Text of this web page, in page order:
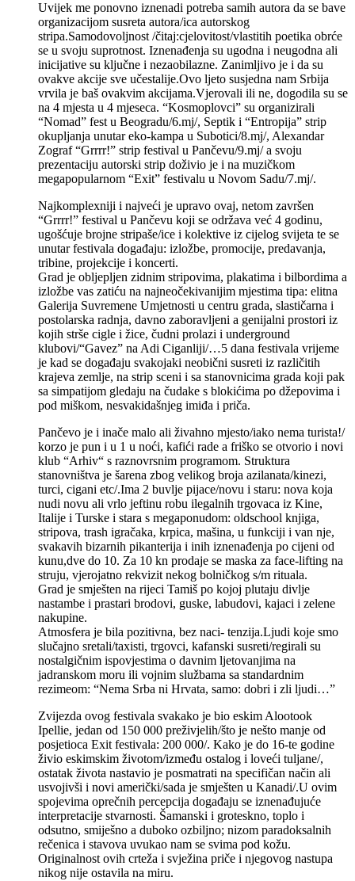
Uvijek me ponovno iznenadi potreba samih autora da se bave
organizacijom susreta autora/ica autorskog
stripa.Samodovoljnost /čitaj:cjelovitost/vlastitih poetika obrće
se u svoju suprotnost. Iznenađenja su ugodna i neugodna ali
inicijative su ključne i nezaobilazne. Zanimljivo je i da su
ovakve akcije sve učestalije.Ovo ljeto susjedna nam Srbija
vrvila je baš ovakvim akcijama.Vjerovali ili ne, dogodila su se
na 4 mjesta u 4 mjeseca. “Kosmoplovci” su organizirali
“Nomad” fest u Beogradu/6.mj/, Septik i “Entropija” strip
okupljanja unutar eko-kampa u Subotici/8.mj/, Alexandar
Zograf “Grrrr!” strip festival u Pančevu/9.mj/ a svoju
prezentaciju autorski strip doživio je i na muzičkom
megapopularnom “Exit” festivalu u Novom Sadu/7.mj/.
Najkomplexniji i najveći je upravo ovaj, netom završen
“Grrrr!” festival u Pančevu koji se održava već 4 godinu,
ugošćuje brojne stripaše/ice i kolektive iz cijelog svijeta te se
unutar festivala događaju: izložbe, promocije, predavanja,
tribine, projekcije i koncerti.
Grad je obljepljen zidnim stripovima, plakatima i bilbordima a
izložbe vas zatiću na najneočekivanijim mjestima tipa: elitna
Galerija Suvremene Umjetnosti u centru grada, slastičarna i
postolarska radnja, davno zaboravljeni a genijalni prostori iz
kojih strše cigle i žice, čudni prolazi i underground
klubovi/“Gavez” na Adi Ciganliji/…5 dana festivala vrijeme
je kad se događaju svakojaki neobični susreti iz različitih
krajeva zemlje, na strip sceni i sa stanovnicima grada koji pak
sa simpatijom gledaju na čudake s blokićima po džepovima i
pod miškom, nesvakidašnjeg imiđa i priča.
Pančevo je i inače malo ali živahno mjesto/iako nema turista!/
korzo je pun i u 1 u noći, kafići rade a friško se otvorio i novi
klub “Arhiv“ s raznovrsnim programom. Struktura
stanovništva je šarena zbog velikog broja azilanata/kinezi,
turci, cigani etc/.Ima 2 buvlje pijace/novu i staru: nova koja
nudi novu ali vrlo jeftinu robu ilegalnih trgovaca iz Kine,
Italije i Turske i stara s megaponudom: oldschool knjiga,
stripova, trash igračaka, krpica, mašina, u funkciji i van nje,
svakavih bizarnih pikanterija i inih iznenađenja po cijeni od
kunu,dve do 10. Za 10 kn prodaje se maska za face-lifting na
struju, vjerojatno rekvizit nekog bolničkog s/m rituala.
Grad je smješten na rijeci Tamiš po kojoj plutaju divlje
nastambe i prastari brodovi, guske, labudovi, kajaci i zelene
nakupine.
Atmosfera je bila pozitivna, bez naci- tenzija.Ljudi koje smo
slučajno sretali/taxisti, trgovci, kafanski susreti/regirali su
nostalgičnim ispovjestima o davnim ljetovanjima na
jadranskom moru ili vojnim službama sa standardnim
rezimeom: “Nema Srba ni Hrvata, samo: dobri i zli ljudi…”
Zvijezda ovog festivala svakako je bio eskim Alootook
Ipellie, jedan od 150 000 preživjelih/što je nešto manje od
posjetioca Exit festivala: 200 000/. Kako je do 16-te godine
živio eskimskim životom/između ostalog i loveći tuljane/,
ostatak života nastavio je posmatrati na specifičan način ali
usvojivši i novi američki/sada je smješten u Kanadi/.U ovim
spojevima oprečnih percepcija događaju se iznenađujuće
interpretacije stvarnosti. Šamanski i groteskno, toplo i
odsutno, smiješno a duboko ozbiljno; nizom paradoksalnih
rečenica i stavova uvukao nam se svima pod kožu.
Originalnost ovih crteža i svježina priče i njegovog nastupa
nikog nije ostavila na miru.